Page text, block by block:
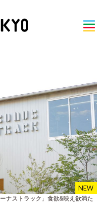
ナストラック」食欲&映え欲満た